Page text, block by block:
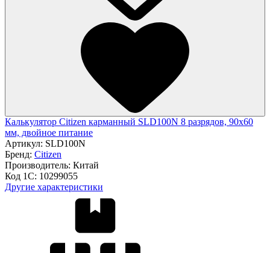
Калькулятор Citizen карманный SLD100N 8 разрядов, 90х60
мм, двойное питание
Артикул: SLD100N
Бренд: Citizen
Производитель: Китай
Код 1С: 10299055
Другие характеристики